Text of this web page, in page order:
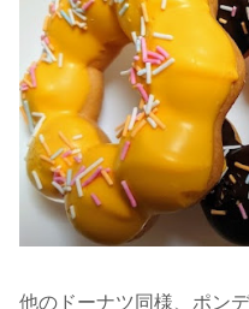
他のドーナツ同様、ポン